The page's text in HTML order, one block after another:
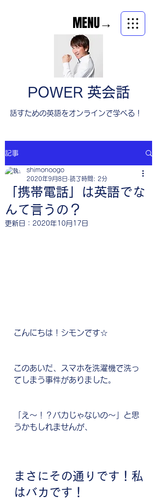
MENU→
POWER 英会話
​話すための英語をオンラインで学べる！
記事
「携帯電話」は英語でな
んて言うの？
shimonoogo
2020年9月8日 読了時間: 2分
更新日： 2020年10月17日
こんにちは！シモンです☆
このあいだ、スマホを洗濯機で洗っ
てしまう事件がありました。
「え〜！？バカじゃないの〜」と思
うかもしれませんが、
まさにその通りです！私
はバカです！